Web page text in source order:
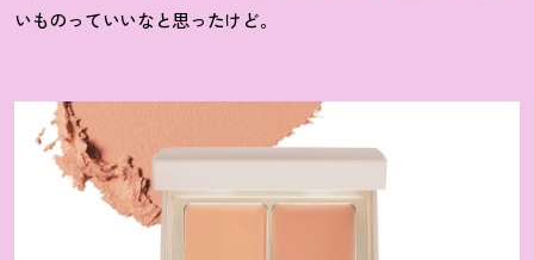
いものっていいなと思ったけど。